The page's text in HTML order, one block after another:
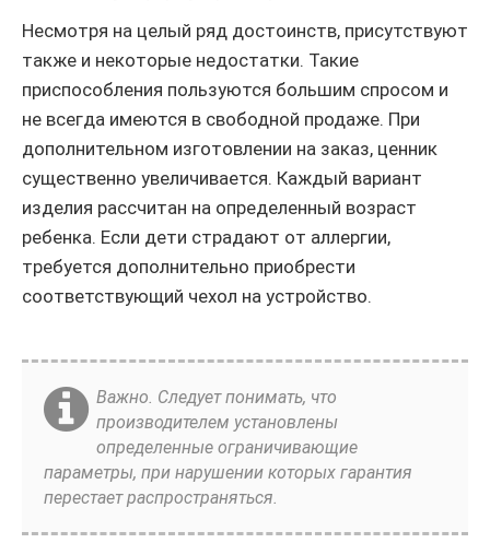
Несмотря на целый ряд достоинств, присутствуют
также и некоторые недостатки. Такие
приспособления пользуются большим спросом и
не всегда имеются в свободной продаже. При
дополнительном изготовлении на заказ, ценник
существенно увеличивается. Каждый вариант
изделия рассчитан на определенный возраст
ребенка. Если дети страдают от аллергии,
требуется дополнительно приобрести
соответствующий чехол на устройство.
Важно. Следует понимать, что
производителем установлены
определенные ограничивающие
параметры, при нарушении которых гарантия
перестает распространяться.